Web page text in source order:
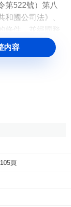
522號）第八
國公司法》、
條件，並經國務
，可以從我國
的基礎和
管制度的缺陷導
以充分地說明這
，把市場劃分
内容
105頁